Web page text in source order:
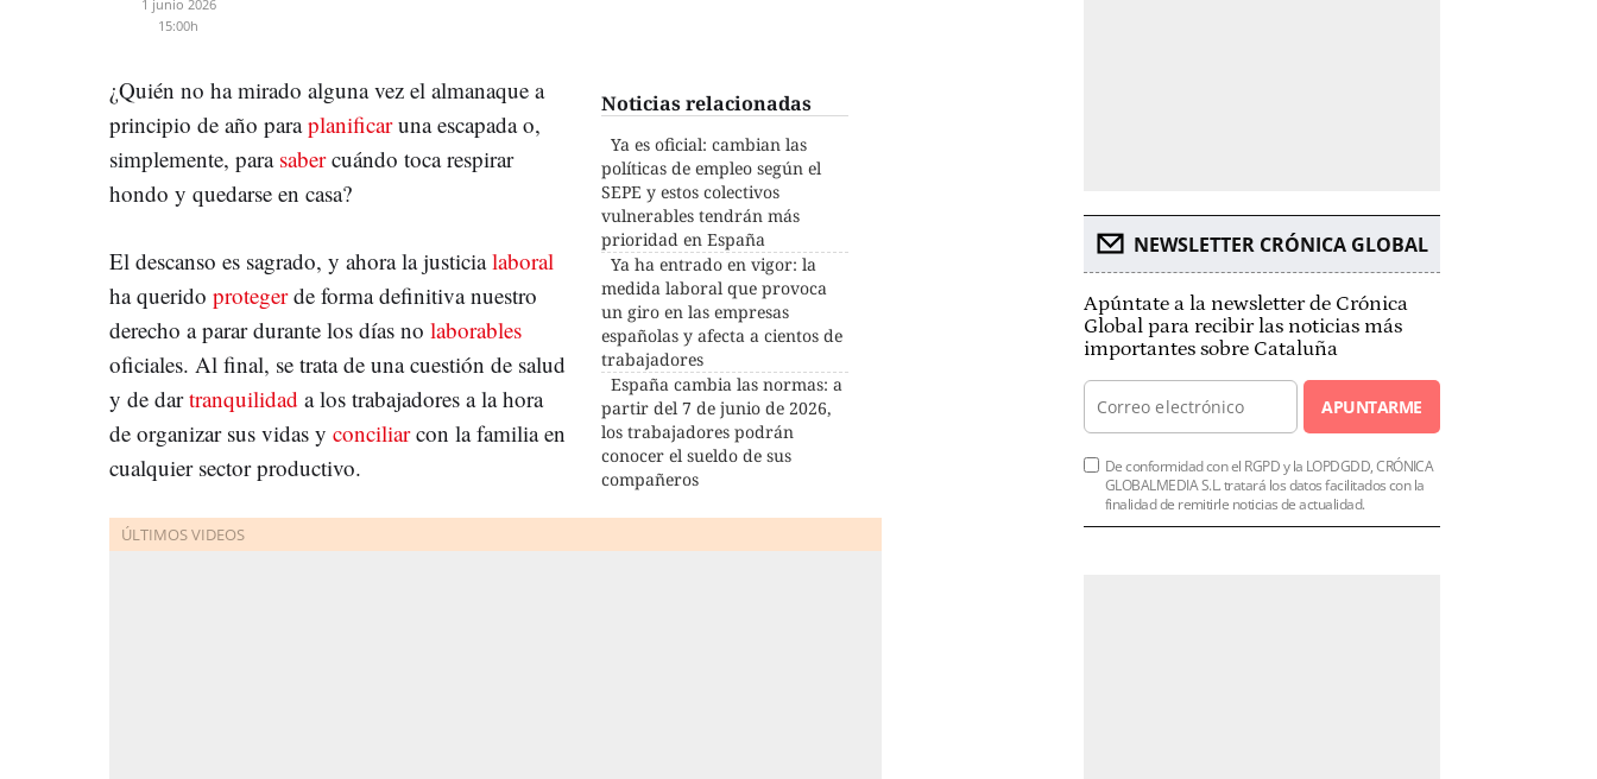
1 junio 2026
15:00h
Noticias relacionadas
Ya es oficial: cambian las
políticas de empleo según el
SEPE y estos colectivos
vulnerables tendrán más
prioridad en España
Ya ha entrado en vigor: la
medida laboral que provoca
un giro en las empresas
españolas y afecta a cientos de
trabajadores
España cambia las normas: a
partir del 7 de junio de 2026,
los trabajadores podrán
conocer el sueldo de sus
compañeros
¿Quién no ha mirado alguna vez el almanaque a
principio de año paraplanificaruna escapada o,
simplemente, para sabercuándo toca respirar
hondo y quedarse en casa?
El descanso es sagrado, y ahora la justicialaboral
ha querido protegerde forma definitiva nuestro
derecho a parar durante los días no laborables
oficiales. Al final, se trata de una cuestión de salud
y de dartranquilidad a los trabajadores a la hora
de organizar sus vidas y conciliarcon la familia en
cualquier sector productivo.
NEWSLETTER CRÓNICA GLOBAL
Apúntate a la newsletter de Crónica
Global para recibir las noticias más
importantes sobre Cataluña
APUNTARME
De conformidad con el RGPD y la LOPDGDD, CRÓNICA
GLOBALMEDIA S.L. tratará los datos facilitados con la
finalidad de remitirle noticias de actualidad.